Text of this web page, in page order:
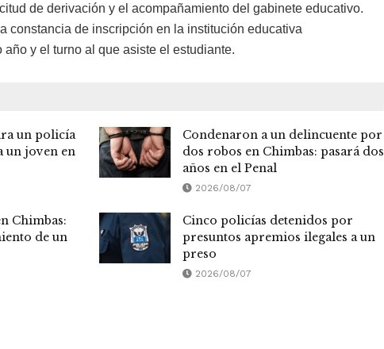
de derivación y el acompañamiento del gabinete educativo.
constancia de inscripción en la institución educativa
y el turno al que asiste el estudiante.
un policía
un joven en
Condenaron a un delincuente por
dos robos en Chimbas: pasará dos
años en el Penal
2026/08/07
Chimbas:
de un
Cinco policías detenidos por
presuntos apremios ilegales a un
preso
2026/08/07